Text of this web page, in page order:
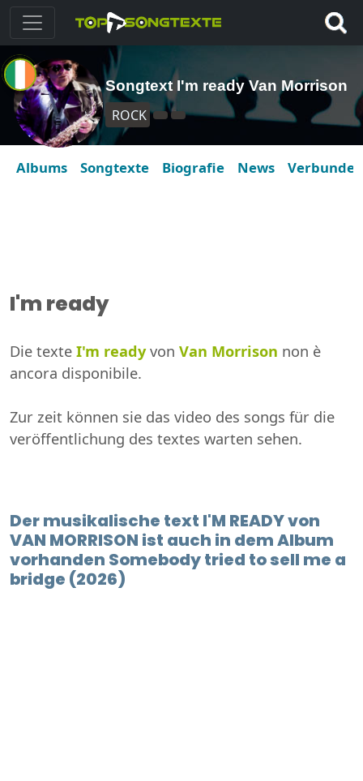
Songtext I'm ready Van Morrison
ROCK
Albums Songtexte Biografie News Verbunden
I'm ready
Die texte I'm readyvon Van Morrison non è
ancora disponibile.
Zur zeit können sie das video des songs für die
veröffentlichung des textes warten sehen.
Der musikalische text I'M READY von
VAN MORRISON ist auch in dem Album
vorhanden Somebody tried to sell me a
bridge (2026)